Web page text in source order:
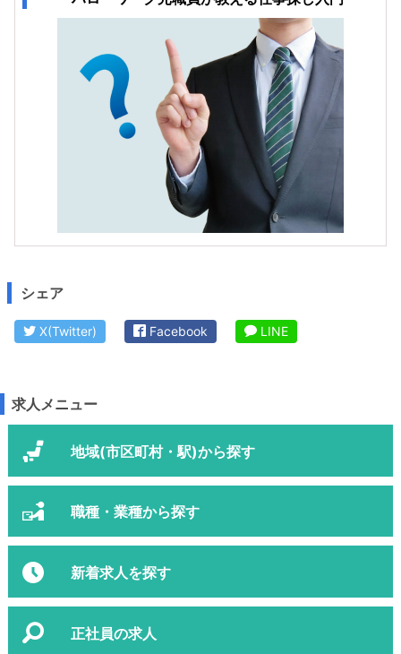
シェア
X(Twitter) Facebook LINE
求人メニュー
地域(市区町村・駅)から探す
職種・業種から探す
新着求人を探す
正社員の求人